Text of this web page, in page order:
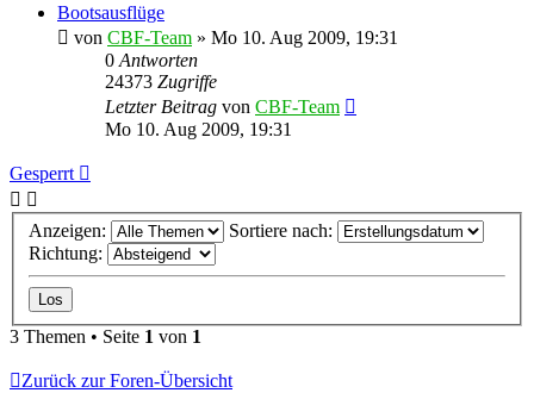
Bootsausflüge
von CBF-Team » Mo 10. Aug 2009, 19:31
0 Antworten
24373 Zugriffe
Letzter Beitrag von CBF-Team
Mo 10. Aug 2009, 19:31
Gesperrt
Anzeigen:
Sortiere nach:
Richtung:
3 Themen • Seite 1 von 1
Zurück zur Foren-Übersicht